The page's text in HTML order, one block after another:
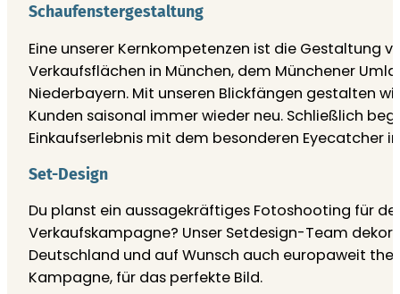
Schaufenster­ge­staltung
Eine unserer Kernkompetenzen ist die Gestaltung
Verkaufsflächen in München, dem Münchener
Niederbayern. Mit unseren Blickfängen gestalten
Kunden saisonal immer wieder neu. Schließlich
Einkaufserlebnis mit dem besonderen Eyecatcher
Set-Design
Du planst ein aussagekräftiges Fotoshooting für
Verkaufskampagne? Unser Setdesign-Team
Deutschland und auf Wunsch auch europaweit
Kampagne, für das perfekte Bild.